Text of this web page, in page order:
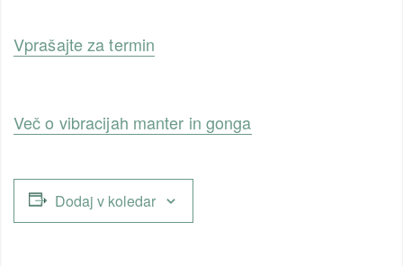
Vprašajte za termin
Več o vibracijah manter in gonga
Dodaj v koledar